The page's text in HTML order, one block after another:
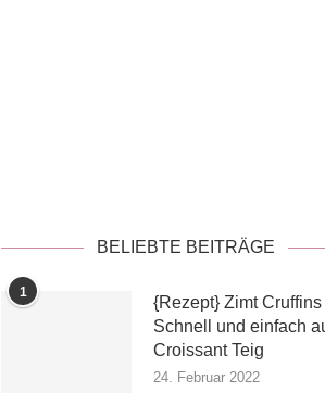
BELIEBTE BEITRÄGE
1
{Rezept} Zimt Cruffins |
Schnell und einfach
Croissant Teig
24. Februar 2022